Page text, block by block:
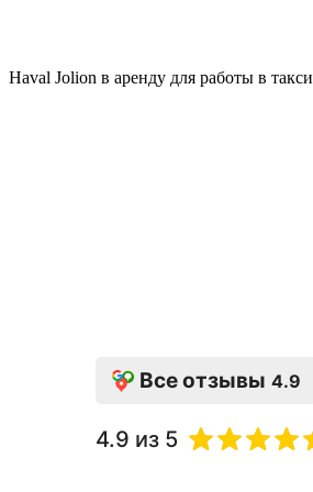
Haval Jolion в аренду для работы в такси
Все отзывы 4.9
4.9 из 5